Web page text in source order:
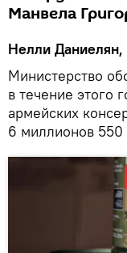
Манвела
Нелли Даниелян,
Министерство
в течение этого
армейских
6 миллионов 550